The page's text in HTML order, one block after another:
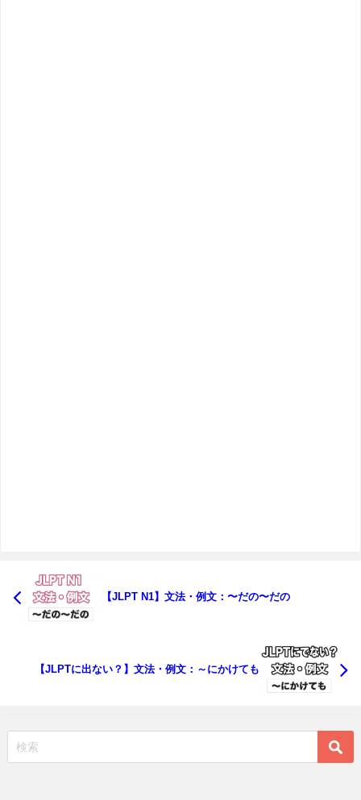
【JLPT N1】文法・例文：〜だの〜だの
【JLPTに出ない？】文法・例文：～にかけても